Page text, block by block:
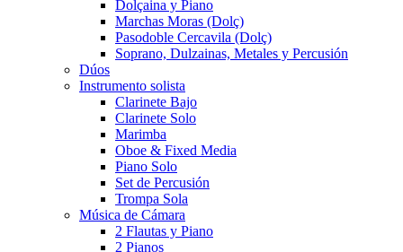
Dolçaina y Piano
Marchas Moras (Dolç)
Pasodoble Cercavila (Dolç)
Soprano, Dulzainas, Metales y Percusión
Dúos
Instrumento solista
Clarinete Bajo
Clarinete Solo
Marimba
Oboe & Fixed Media
Piano Solo
Set de Percusión
Trompa Sola
Música de Cámara
2 Flautas y Piano
2 Pianos